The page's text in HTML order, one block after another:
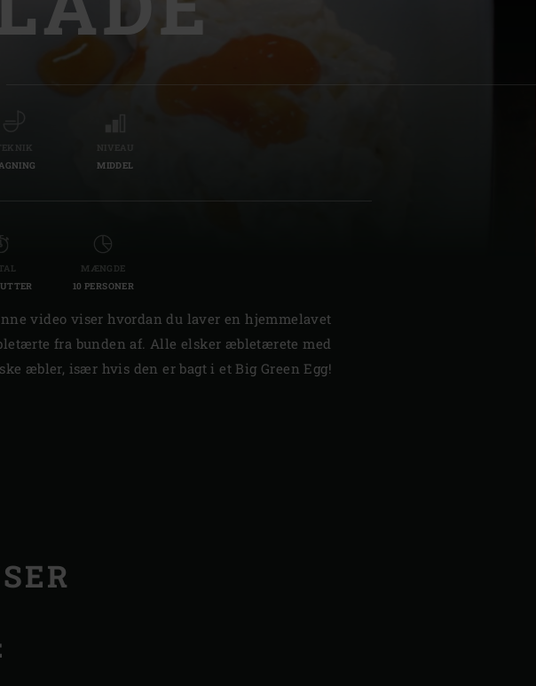
| Slovenija
| España
(fransk) | Schweiz (français)
MIDDEL
MÆNGDE
10 PERSONER
video viser hvordan du laver en hjemmelavet
fra bunden af. Alle elsker æbletærete med
æbler, især hvis den er bagt i et Big Green Egg!